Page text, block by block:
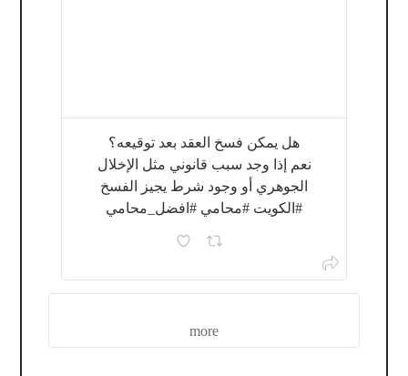
هل يمكن فسخ العقد بعد توقيعه؟
نعم إذا وجد سبب قانوني مثل الإخلال
الجوهري أو وجود شرط يجيز الفسخ
#الكويت #محامي #افضل_محامي
more